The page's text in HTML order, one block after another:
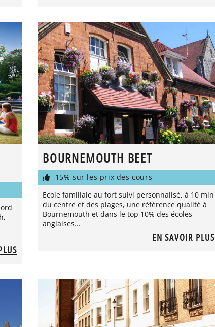
BOURNEMOUTH BEET
-15% sur les prix des cours
Ecole familiale au fort suivi personnalisé, à 10 min
du centre et des plages, une référence qualité à
Bournemouth et dans le top 10% des écoles
anglaises...
EN SAVOIR PLUS